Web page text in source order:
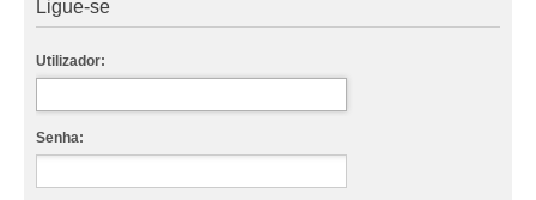
Ligue-se
Utilizador:
Senha: